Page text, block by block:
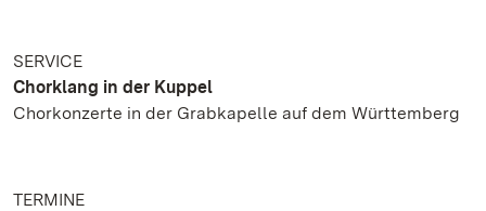
SERVICE
Chorklang in der Kuppel
Chorkonzerte in der Grabkapelle auf dem Württemberg
TERMINE